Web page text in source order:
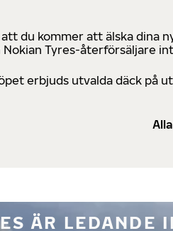
du kommer att älska dina
Tyres-återförsäljare
erbjuds utvalda däck på
ÄR LEDANDE